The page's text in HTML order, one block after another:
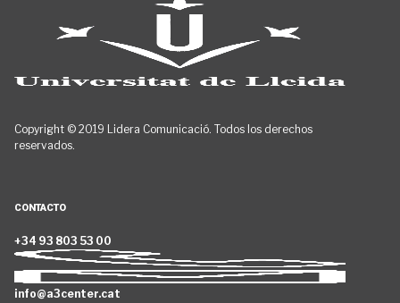
Copyright © 2019 Lidera Comunicació. Todos los derechos
reservados.
CONTACTO
+34 93 803 53 00
info@a3center.cat